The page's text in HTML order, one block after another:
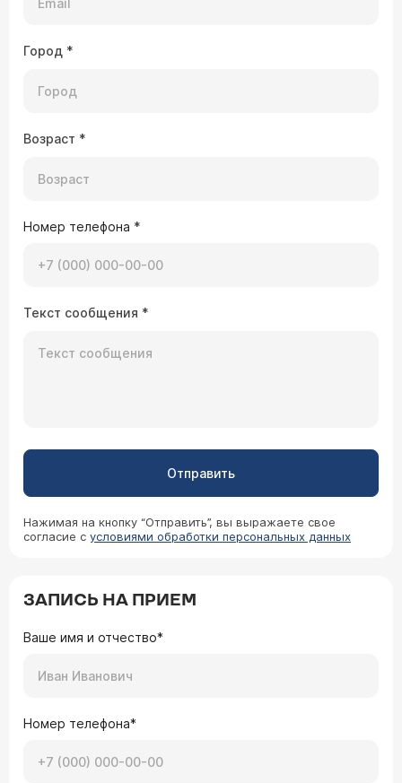
Город *
Возраст *
Номер телефона *
Текст сообщения *
Отправить
Нажимая на кнопку “Отправить”, вы выражаете свое
согласие с условиями обработки персональных данных
ЗАПИСЬ НА ПРИЕМ
Ваше имя и отчество*
Номер телефона*